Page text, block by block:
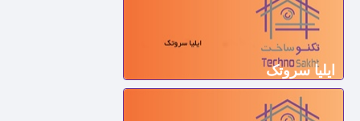
ایلیا سروتک